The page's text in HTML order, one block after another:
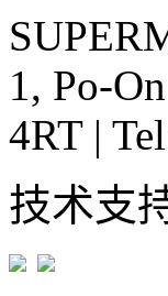
1, Po-
4RT |
技术支